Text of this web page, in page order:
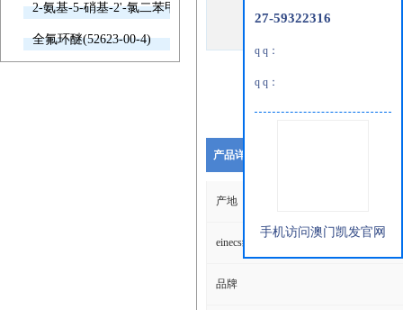
2-氨基-5-硝基-2'-氯二苯甲酮(2011-66-7)
全氟环醚(52623-00-4)
产品详细说明
产地
einecs编号
品牌
27-59322316
q q：
q q：
手机访问澳门凯发官网